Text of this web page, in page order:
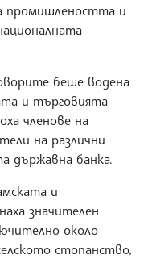
промишлеността и
беше водена
и търговията
членове на
на различни
държавна банка.
и
значителен
около
стопанство,